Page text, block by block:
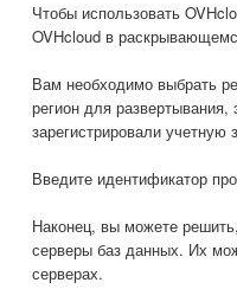
Чтобы использовать
OVHcloud в
Вам необходимо выбрать
регион для
зарегистрировали
Введите идентификатор
Наконец, вы можете
серверы баз данных. Их
серверах.